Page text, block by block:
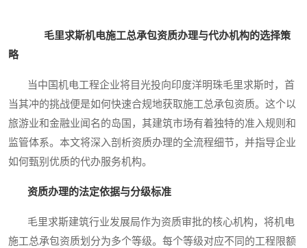
毛里求斯机电施工总承包资质办理与代办机构的选择策
略
当中国机电工程企业将目光投向印度洋明珠毛里求斯时，首
当其冲的挑战便是如何快速合规地获取施工总承包资质。这个以
旅游业和金融业闻名的岛国，其建筑市场有着独特的准入规则和
监管体系。本文将深入剖析资质办理的全流程细节，并指导企业
如何甄别优质的代办服务机构。
资质办理的法定依据与分级标准
毛里求斯建筑行业发展局作为资质审批的核心机构，将机电
施工总承包资质划分为多个等级。每个等级对应不同的工程限额